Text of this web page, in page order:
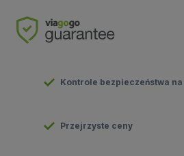
Kontrole bezpieczeństwa
Przejrzyste ceny